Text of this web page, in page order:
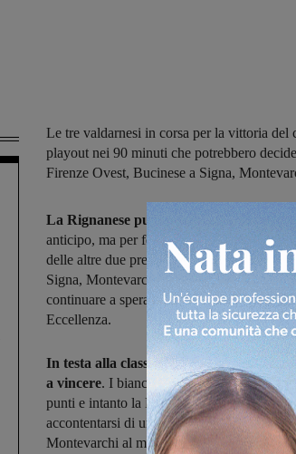
Le tre valdarnesi in corsa per la vittoria del
playout nei 90 minuti che potrebbero
Firenze Ovest, Bucinese a Signa,
La Rignanese può chiuderla sul campo
anticipo, ma per festeggiare il salto diretto
delle altre due pretendenti al trono. Le
Signa, Montevarchi in casa contro la
continuare a sperare. Potrebbero essere i
Eccellenza.
In testa alla classifica con tre punti di
a vincere. I biancoverdi saranno campioni
punti e intanto la Bucinese non andasse
accontentarsi di un pari se al contempo la
Montevarchi al massimo raccogliesse un